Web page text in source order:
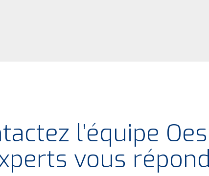
l’équipe
vous